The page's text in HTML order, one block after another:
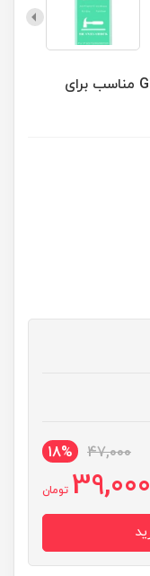
محافظ صفحه نمایش سرامیکی مدل GL مناسب برای
47,000
18%
39,000 تومان